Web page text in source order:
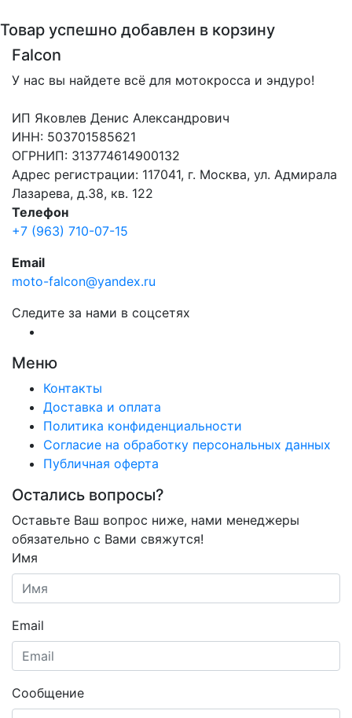
Товар успешно добавлен в корзину
Falcon
У нас вы найдете всё для мотокросса и эндуро!
ИП Яковлев Денис Александрович
ИНН: 503701585621
ОГРНИП: 313774614900132
Адрес регистрации: 117041, г. Москва, ул. Адмирала
Лазарева, д.38, кв. 122
Телефон
+7 (963) 710-07-15
Email
moto-falcon@yandex.ru
Следите за нами в соцсетях
Меню
Контакты
Доставка и оплата
Политика конфиденциальности
Согласие на обработку персональных данных
Публичная оферта
Остались вопросы?
Оставьте Ваш вопрос ниже, нами менеджеры
обязательно с Вами свяжутся!
Имя
Email
Сообщение